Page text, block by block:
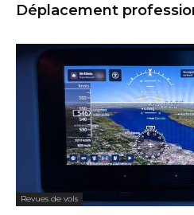
Déplacement
Revues de vols